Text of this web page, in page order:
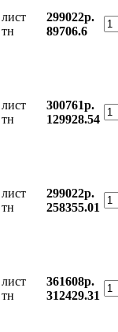
лист
тн
299022р.
89706.6
лист
тн
300761р.
129928.54
лист
тн
299022р.
258355.01
лист
тн
361608р.
312429.31